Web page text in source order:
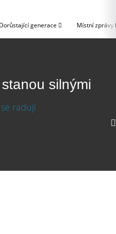
Dorůstající generace Místní zprávy
silnými